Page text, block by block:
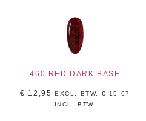
460 RED DARK BASE
€ 12,95 EXCL. BTW. €
15,67
INCL, BTW.